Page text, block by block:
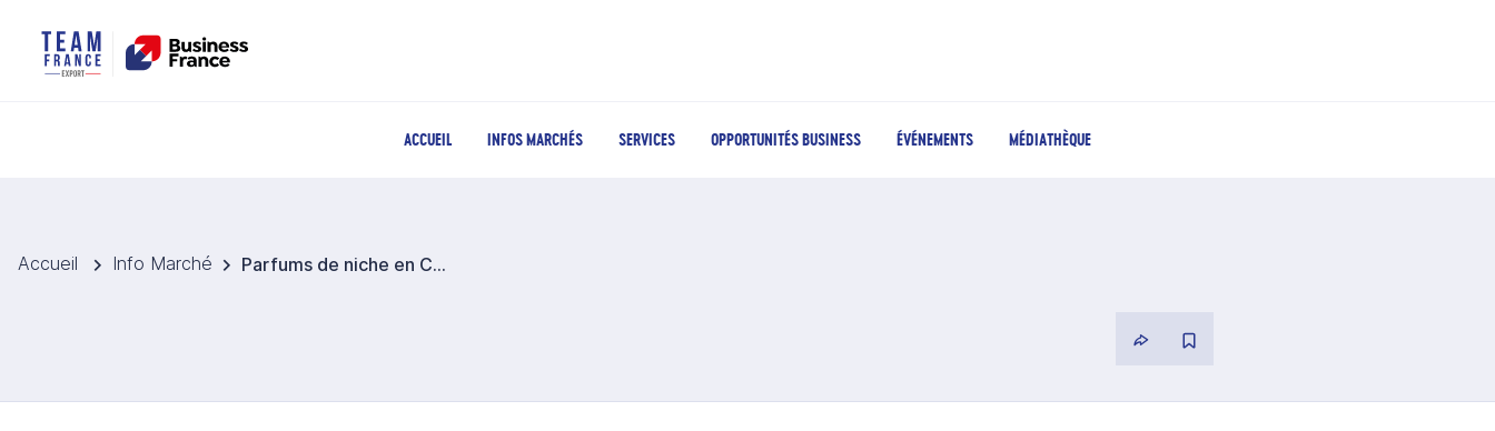
ACCUEIL INFOS MARCHÉS SERVICES OPPORTUNITÉS BUSINESS ÉVÉNEMENTS MÉDIATHÈQUE
Accueil Info Marché Parfums de niche en Chine : d’un marché de niche à un segment stratégique pour les marques étrangères